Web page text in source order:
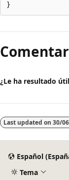
¿Le ha resultado
Last updated on 30/
Español
Tema